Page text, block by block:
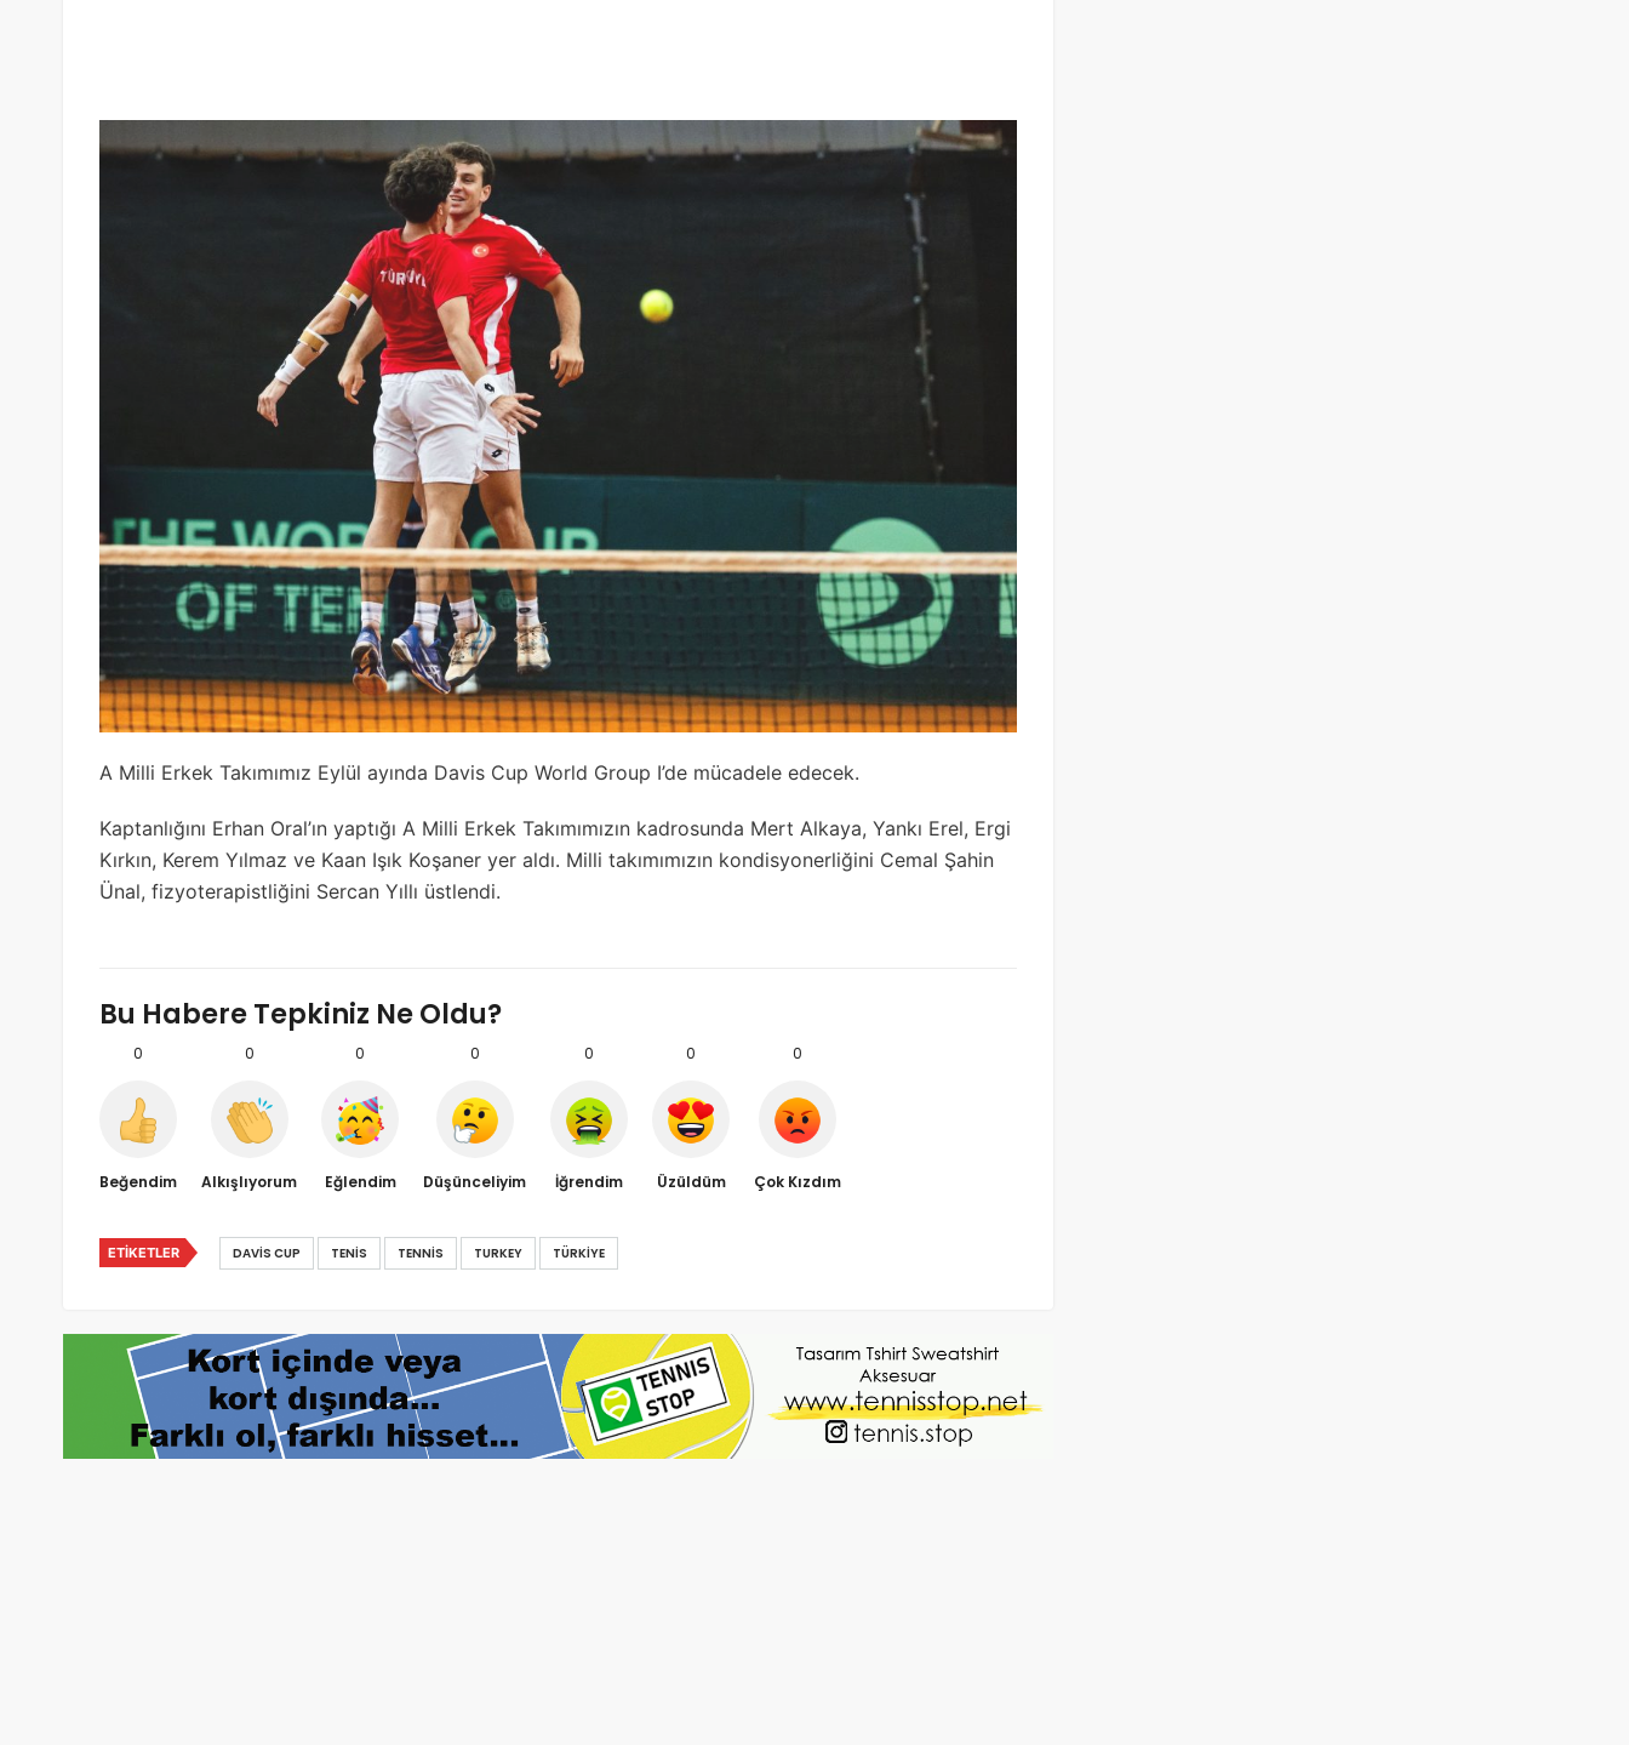
A Milli Erkek Takımımız Eylül ayında Davis Cup World Group I’de mücadele edecek.
Kaptanlığını Erhan Oral’ın yaptığı A Milli Erkek Takımımızın kadrosunda Mert Alkaya, Yankı Erel, Ergi
Kırkın, Kerem Yılmaz ve Kaan Işık Koşaner yer aldı. Milli takımımızın kondisyonerliğini Cemal Şahin
Ünal, fizyoterapistliğini Sercan Yıllı üstlendi.
Bu Habere Tepkiniz Ne Oldu?
0
Beğendim
0
Alkışlıyorum
0
Eğlendim
0
Düşünceliyim
0
İğrendim
0
Üzüldüm
0
Çok Kızdım
ETIKETLER DAVIS CUP TENIS TENNIS TURKEY TÜRKIYE